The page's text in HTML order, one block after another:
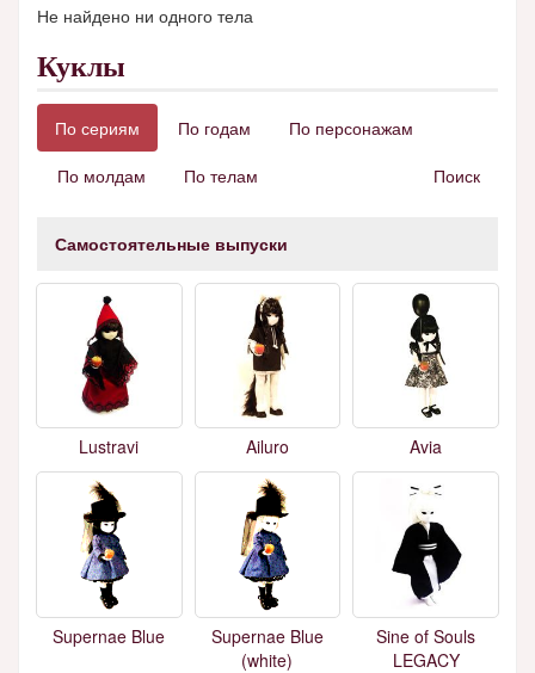
Не найдено ни одного тела
Куклы
По сериям По годам
По персонажам
По молдам
По телам Поиск
Самостоятельные выпуски
Lustravi Ailuro Avia
Supernae Blue
Supernae Blue
(white)
Sine of Souls
LEGACY